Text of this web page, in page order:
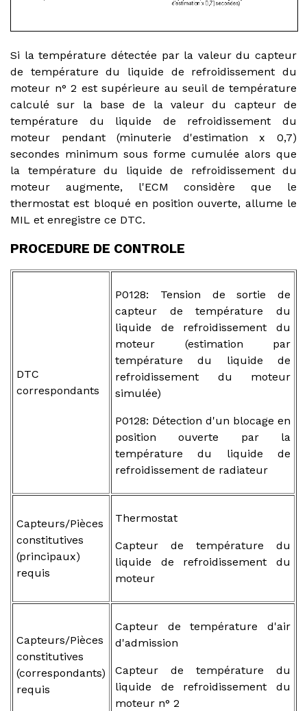
Si la température détectée par la valeur du capteur
de température du liquide de refroidissement du
moteur n° 2 est supérieure au seuil de température
calculé sur la base de la valeur du capteur de
température du liquide de refroidissement du
moteur pendant (minuterie d'estimation x 0,7)
secondes minimum sous forme cumulée alors que
la température du liquide de refroidissement du
moteur augmente, l'ECM considère que le
thermostat est bloqué en position ouverte, allume le
MIL et enregistre ce DTC.
PROCEDURE DE CONTROLE
DTC
correspondants
P0128: Tension de sortie de
capteur de température du
liquide de refroidissement du
moteur (estimation par
température du liquide de
refroidissement du moteur
simulée)
P0128: Détection d'un blocage en
position ouverte par la
température du liquide de
refroidissement de radiateur
Capteurs/Pièces
constitutives
(principaux)
requis
Thermostat
Capteur de température du
liquide de refroidissement du
moteur
Capteurs/Pièces
constitutives
(correspondants)
requis
Capteur de température d'air
d'admission
Capteur de température du
liquide de refroidissement du
moteur n° 2